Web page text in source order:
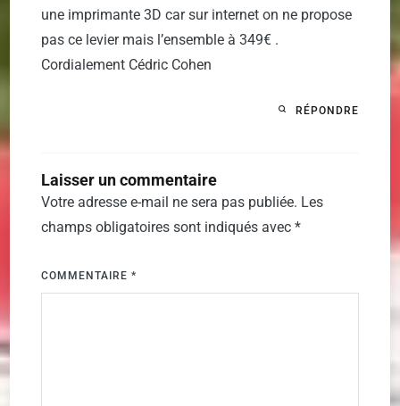
une imprimante 3D car sur internet on ne propose
pas ce levier mais l’ensemble à 349€ .
Cordialement Cédric Cohen
RÉPONDRE
Laisser un commentaire
Votre adresse e-mail ne sera pas publiée. Les
champs obligatoires sont indiqués avec*
COMMENTAIRE*